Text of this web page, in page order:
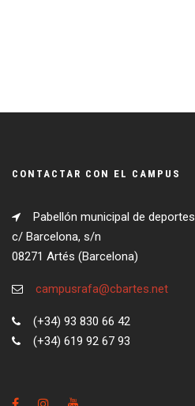
CONTACTAR CON EL CAMPUS
Pabellón municipal de deportes
c/ Barcelona, s/n
08271 Artés (Barcelona)
campusrafa@cbartes.net
(+34) 93 830 66 42
(+34) 619 92 67 93